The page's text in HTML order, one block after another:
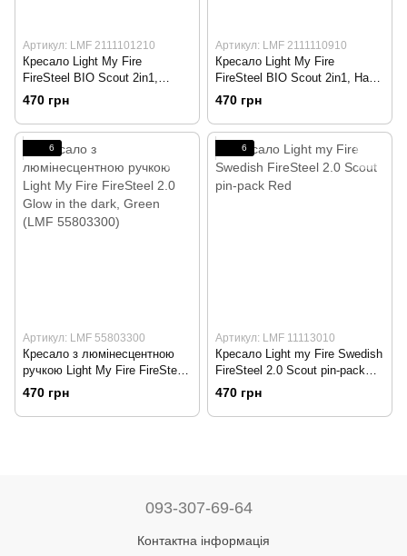
Артикул: LMF 2111101210
Кресало Light My Fire
FireSteel BIO Scout 2in1,
Cocoshell (LMF 2111101210)
470 грн
Артикул: LMF 2111110910
Кресало Light My Fire
FireSteel BIO Scout 2in1, Hazy
Blue (LMF 2111110910)
470 грн
6
Артикул: LMF 55803300
Кресало з люмінесцентною
ручкою Light My Fire FireSteel
2.0 Glow in the dark, Green
(LMF 55803300)
470 грн
6
Артикул: LMF 11113010
Кресало Light my Fire Swedish
FireSteel 2.0 Scout pin-pack
Red
470 грн
093-307-69-64
Контактна інформація